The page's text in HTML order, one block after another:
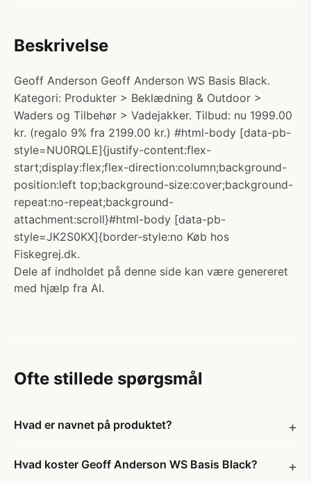
Beskrivelse
Geoff Anderson Geoff Anderson WS Basis Black.
Kategori: Produkter > Beklædning & Outdoor >
Waders og Tilbehør > Vadejakker. Tilbud: nu 1999.00
kr. (regalo 9% fra 2199.00 kr.) #html-body [data-pb-
style=NU0RQLE]{justify-content:flex-
start;display:flex;flex-direction:column;background-
position:left top;background-size:cover;background-
repeat:no-repeat;background-
attachment:scroll}#html-body [data-pb-
style=JK2S0KX]{border-style:no Køb hos
Fiskegrej.dk.
Dele af indholdet på denne side kan være genereret
med hjælp fra AI.
Ofte stillede spørgsmål
Hvad er navnet på produktet?
Hvad koster Geoff Anderson WS Basis Black?